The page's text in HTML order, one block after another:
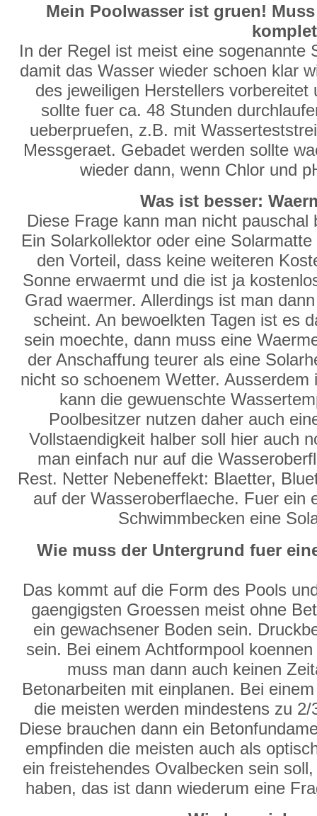
Mein Poolwasser ist gruen!
In der Regel ist meist eine sogenannte
damit das Wasser wieder schoen klar
des jeweiligen Herstellers
sollte fuer ca. 48 Stunden
ueberpruefen, z.B. mit
Messgeraet. Gebadet werden sollte
wieder dann, wenn Chlor und
Was ist besser:
Diese Frage kann man nicht
Ein Solarkollektor oder eine
den Vorteil, dass keine weiteren
Sonne erwaermt und die ist ja
Grad waermer. Allerdings ist man
scheint. An bewoelkten Tagen ist es
sein moechte, dann muss eine
der Anschaffung teurer als eine
nicht so schoenem Wetter.
kann die gewuenschte
Poolbesitzer nutzen daher auch
Vollstaendigkeit halber soll hier auch
man einfach nur auf die
Rest. Netter Nebeneffekt: Blaetter,
auf der Wasseroberflaeche. Fuer ein
Schwimmbecken eine
Wie muss der Untergrund fuer
Das kommt auf die Form des Pools
gaengigsten Groessen meist ohne
ein gewachsener Boden sein.
sein. Bei einem Achtformpool
muss man dann auch keinen
Betonarbeiten mit einplanen. Bei
die meisten werden mindestens zu
Diese brauchen dann ein
empfinden die meisten auch als
ein freistehendes Ovalbecken sein
haben, das ist dann wiederum eine